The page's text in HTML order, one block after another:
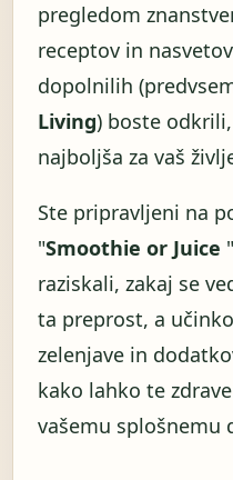
pregledom
receptov in
dopolnilih
Living) boste
najboljša za vaš
Ste pripravljeni na
"Smoothie or Juice
raziskali, zakaj se
ta preprost, a
zelenjave in
kako lahko te
vašemu splošnemu